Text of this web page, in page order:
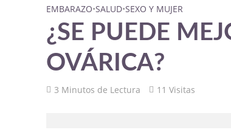
EMBARAZO•SALUD•SEXO Y MUJER
¿SE PUEDE
OVÁRICA?
3 Minutos de Lectura 11 Visitas